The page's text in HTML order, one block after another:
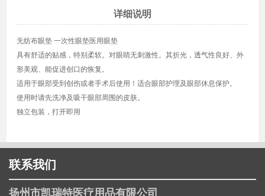
详细说明
无纺布眼垫 一次性眼垫医用眼垫
具有舒适的贴感，特别柔软。对眼睛无刺激性。其折光，透气性良好、外
形美观、能促进创口的恢复。
适用于眼部受到创伤或者手术后使用！适合眼部护理及眼部休息保护。
使用时请先洗净及吸干眼部周围的皮肤。
独立包装，打开即用
联系我们
扬州市凯瑞特医疗用品有限公司